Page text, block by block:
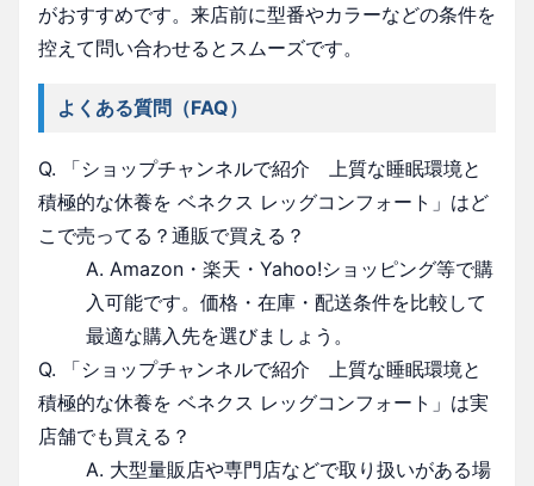
がおすすめです。来店前に型番やカラーなどの条件を
控えて問い合わせるとスムーズです。
よくある質問（FAQ）
Q. 「ショップチャンネルで紹介 上質な睡眠環境と
積極的な休養を ベネクス レッグコンフォート」はど
こで売ってる？通販で買える？
A. Amazon・楽天・Yahoo!ショッピング等で購
入可能です。価格・在庫・配送条件を比較して
最適な購入先を選びましょう。
Q. 「ショップチャンネルで紹介 上質な睡眠環境と
積極的な休養を ベネクス レッグコンフォート」は実
店舗でも買える？
A. 大型量販店や専門店などで取り扱いがある場